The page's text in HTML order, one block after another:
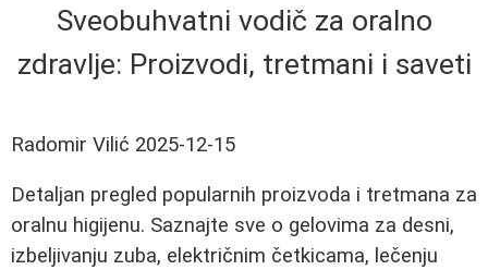
Sveobuhvatni vodič za oralno
zdravlje: Proizvodi, tretmani i saveti
Radomir Vilić 2025-12-15
Detaljan pregled popularnih proizvoda i tretmana za
oralnu higijenu. Saznajte sve o gelovima za desni,
izbeljivanju zuba, električnim četkicama, lečenju